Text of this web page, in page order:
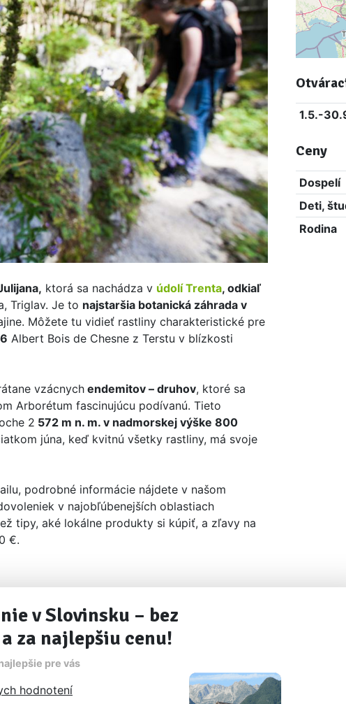
ktorá sa nachádza v údolí Trenta, odkiaľ
Triglav. Je to najstaršia botanická záhrada v
Môžete tu vidieť rastliny charakteristické pre
Albert Bois de Chesne z Terstu v blízkosti
vzácnych endemitov – druhov, ktoré sa
Arborétum fascinujúcu podívanú. Tieto
2 572 m n. m. v nadmorskej výške 800
júna, keď kvitnú všetky rastliny, má svoje
podrobné informácie nájdete v našom
v najobľúbenejších oblastiach
tipy, aké lokálne produkty si kúpiť, a zľavy na
€.
1.5.-
Ceny
Dospelí
Deti,
Rodina
v Slovinsku – bez
za najlepšiu cenu!
pre vás
hodnotení